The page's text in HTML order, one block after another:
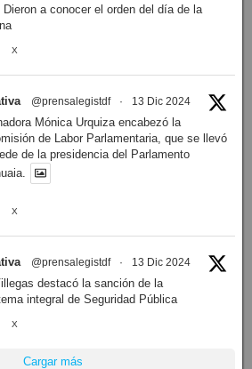
Dieron a conocer el orden del día de la
X
@prensalegistdf · 13 Dic 2024
Mónica Urquiza encabezó la
de Labor Parlamentaria, que se llevó
de la presidencia del Parlamento
X
@prensalegistdf · 13 Dic 2024
destacó la sanción de la
integral de Seguridad Pública
X
Cargar más